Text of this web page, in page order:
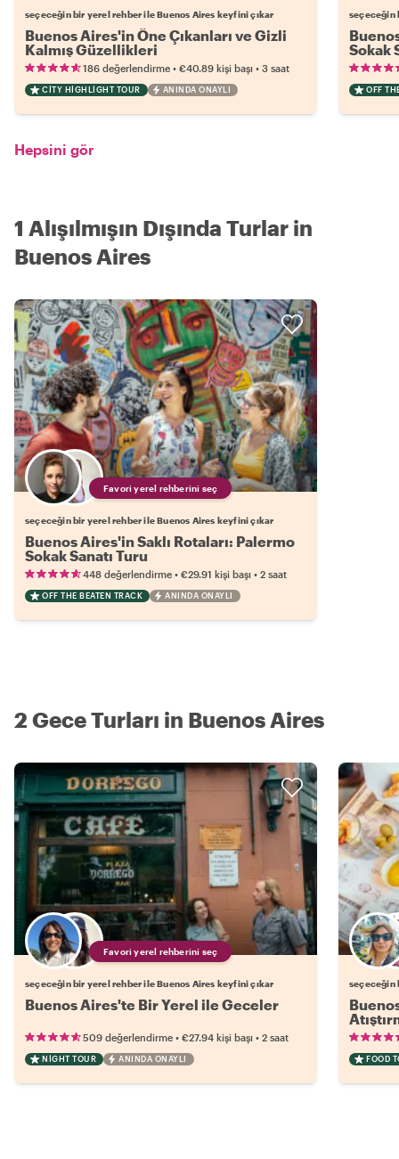
seçeceğin bir yerel rehber ile Buenos Aires keyfini çıkar
Buenos Aires'in Öne Çıkanları ve Gizli
Kalmış Güzellikleri
186 değerlendirme • €40.89 kişi başı • 3 saat
CITY HIGHLIGHT TOUR ANINDA ONAYLI
seçeceğin
Sokak
OFF
Hepsini gör
1 Alışılmışın Dışında Turlar in
Buenos Aires
Favori yerel rehberini seç
seçeceğin bir yerel rehber ile Buenos Aires keyfini çıkar
Buenos Aires'in Saklı Rotaları: Palermo
Sokak Sanatı Turu
448 değerlendirme • €29.91 kişi başı • 2 saat
OFF THE BEATEN TRACK ANINDA ONAYLI
2 Gece Turları in Buenos Aires
Favori yerel rehberini seç
seçeceğin bir yerel rehber ile Buenos Aires keyfini çıkar
Buenos Aires'te Bir Yerel ile Geceler
509 değerlendirme • €27.94 kişi başı • 2 saat
NIGHT TOUR ANINDA ONAYLI
seçeceğin
FOOD